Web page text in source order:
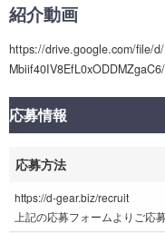
紹介動画
https://drive.google.com/file/
応募情報
応募方法
https://d-gear.biz/recruit
上記の応募フォームよりご応